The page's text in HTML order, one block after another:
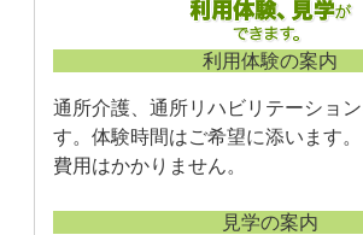
利用体験の案内
通所介護、通所リハビリテーショ
す。体験時間はご希望に添います。
費用はかかりません。
見学の案内